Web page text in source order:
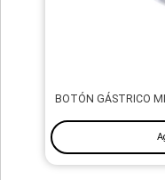
BOTÓN GÁSTRICO